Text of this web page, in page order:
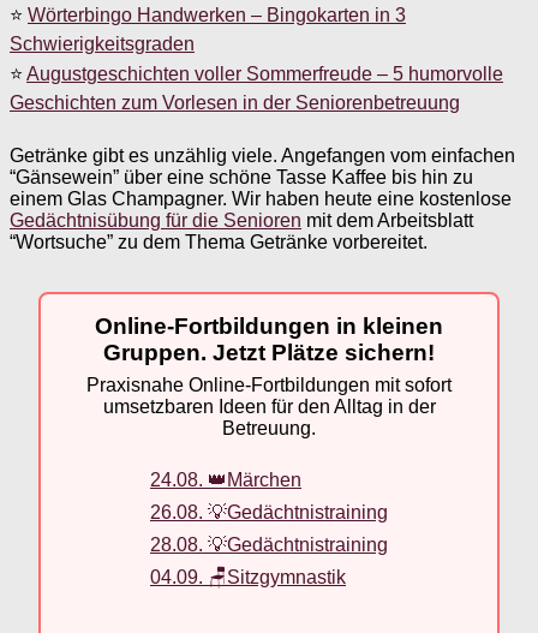
⭐ Wörterbingo Handwerken – Bingokarten in 3
Schwierigkeitsgraden
⭐ Augustgeschichten voller Sommerfreude – 5 humorvolle
Geschichten zum Vorlesen in der Seniorenbetreuung
Getränke gibt es unzählig viele. Angefangen vom einfachen
“Gänsewein” über eine schöne Tasse Kaffee bis hin zu
einem Glas Champagner. Wir haben heute eine kostenlose
Gedächtnisübung für die Senioren mit dem Arbeitsblatt
“Wortsuche” zu dem Thema Getränke vorbereitet.
Online-Fortbildungen in kleinen
Gruppen. Jetzt Plätze sichern!
Praxisnahe Online-Fortbildungen mit sofort
umsetzbaren Ideen für den Alltag in der
Betreuung.
24.08. 👑Märchen
26.08. 💡Gedächtnistraining
28.08. 💡Gedächtnistraining
04.09. 🪑Sitzgymnastik